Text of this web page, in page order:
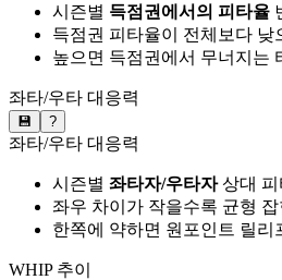
시즌별 득점권에서의 피타율
득점권 피타율이 전체보다
높으면 득점권에서 무너지는
좌타/우타 대응력
💾 ?
좌타/우타 대응력
시즌별 좌타자/우타자상대 피
좌우 차이가 작을수록 균형 잡
한쪽에 약하면 원포인트 릴리
WHIP 추이